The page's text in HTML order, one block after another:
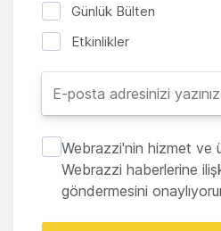
Günlük Bülten
Etkinlikler
Webrazzi'nin hizmet ve
Webrazzi haberlerine
göndermesini